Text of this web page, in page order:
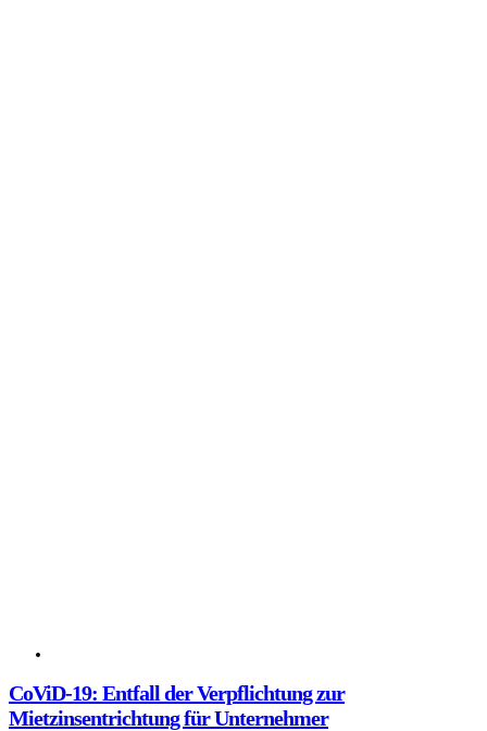
CoViD-19: Entfall der Verpflichtung zur
Mietzinsentrichtung für Unternehmer